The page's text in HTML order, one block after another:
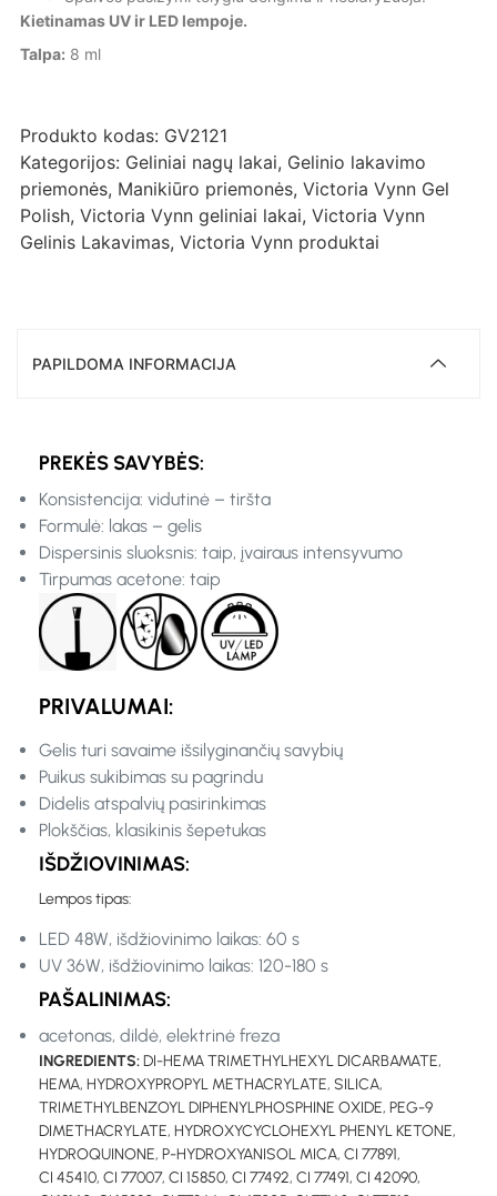
Kietinamas UV ir LED lempoje.
Talpa: 8 ml
Produkto kodas: GV2121
Kategorijos: Geliniai nagų lakai, Gelinio lakavimo
priemonės, Manikiūro priemonės, Victoria Vynn Gel
Polish, Victoria Vynn geliniai lakai, Victoria Vynn
Gelinis Lakavimas, Victoria Vynn produktai
PAPILDOMA INFORMACIJA
PREKĖS SAVYBĖS:
Konsistencija: vidutinė – tiršta
Formulė: lakas – gelis
Dispersinis sluoksnis: taip, įvairaus intensyvumo
Tirpumas acetone: taip
PRIVALUMAI:
Gelis turi savaime išsilyginančių savybių
Puikus sukibimas su pagrindu
Didelis atspalvių pasirinkimas
Plokščias, klasikinis šepetukas
IŠDŽIOVINIMAS:
Lempos tipas:
LED 48W, išdžiovinimo laikas: 60 s
UV 36W, išdžiovinimo laikas: 120-180 s
PAŠALINIMAS:
acetonas, dildė, elektrinė freza
INGREDIENTS:DI-HEMA TRIMETHYLHEXYL DICARBAMATE,
HEMA, HYDROXYPROPYL METHACRYLATE, SILICA,
TRIMETHYLBENZOYL DIPHENYLPHOSPHINE OXIDE, PEG-9
DIMETHACRYLATE, HYDROXYCYCLOHEXYL PHENYL KETONE,
HYDROQUINONE, P-HYDROXYANISOL MICA, CI 77891,
CI 45410, CI 77007, CI 15850, CI 77492, CI 77491, CI 42090,